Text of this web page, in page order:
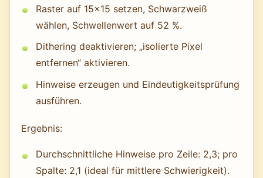
Raster auf 15×15 setzen, Schwarzweiß
wählen, Schwellenwert auf 52 %.
Dithering deaktivieren; „isolierte Pixel
entfernen“ aktivieren.
Hinweise erzeugen und Eindeutigkeitsprüfung
ausführen.
Ergebnis:
Durchschnittliche Hinweise pro Zeile: 2,3; pro
Spalte: 2,1 (ideal für mittlere Schwierigkeit).